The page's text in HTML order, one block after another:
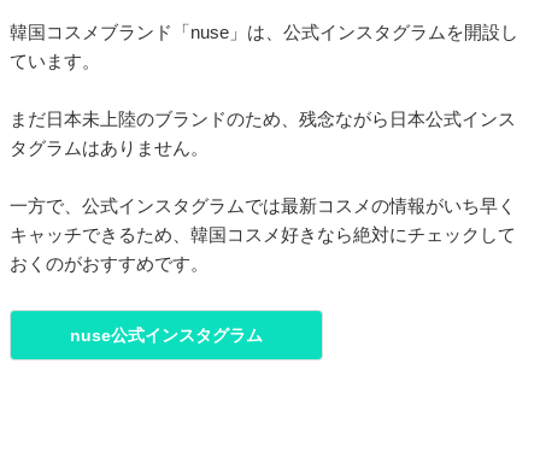
韓国コスメブランド「nuse」は、公式インスタグラムを開設し
ています。
まだ日本未上陸のブランドのため、残念ながら日本公式インス
タグラムはありません。
一方で、公式インスタグラムでは最新コスメの情報がいち早く
キャッチできるため、韓国コスメ好きなら絶対にチェックして
おくのがおすすめです。
nuse公式インスタグラム